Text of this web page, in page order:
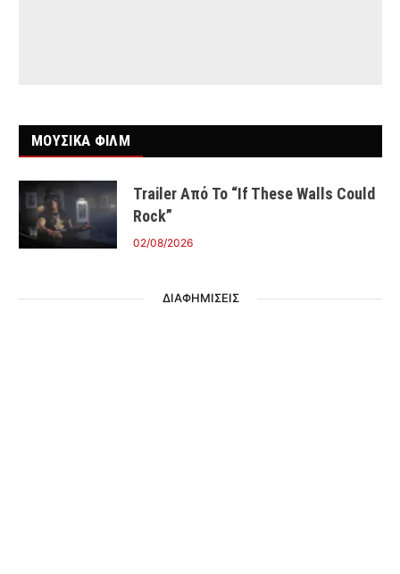
ΜΟΥΣΙΚΑ ΦΙΛΜ
Trailer Από Το “If These Walls Could
Rock”
02/08/2026
ΔΙΑΦΗΜΙΣΕΙΣ